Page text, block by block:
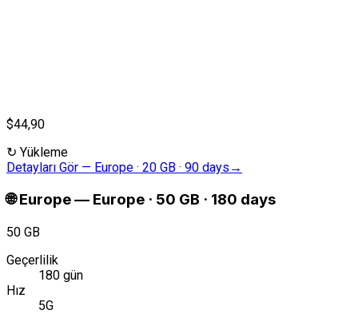
$44,90
↻ Yükleme
Detayları Gör — Europe · 20 GB · 90 days →
🌐 Europe— Europe · 50 GB · 180 days
50 GB
Geçerlilik
180 gün
Hız
5G